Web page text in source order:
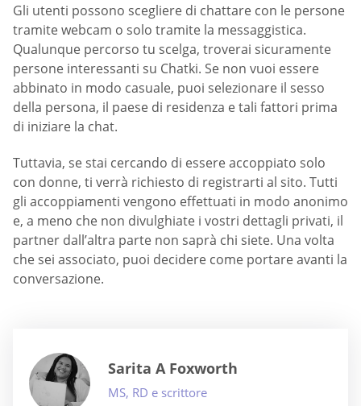
Gli utenti possono scegliere di chattare con le persone
tramite webcam o solo tramite la messaggistica.
Qualunque percorso tu scelga, troverai sicuramente
persone interessanti su Chatki. Se non vuoi essere
abbinato in modo casuale, puoi selezionare il sesso
della persona, il paese di residenza e tali fattori prima
di iniziare la chat.
Tuttavia, se stai cercando di essere accoppiato solo
con donne, ti verrà richiesto di registrarti al sito. Tutti
gli accoppiamenti vengono effettuati in modo anonimo
e, a meno che non divulghiate i vostri dettagli privati, il
partner dall’altra parte non saprà chi siete. Una volta
che sei associato, puoi decidere come portare avanti la
conversazione.
Sarita A Foxworth
MS, RD e scrittore